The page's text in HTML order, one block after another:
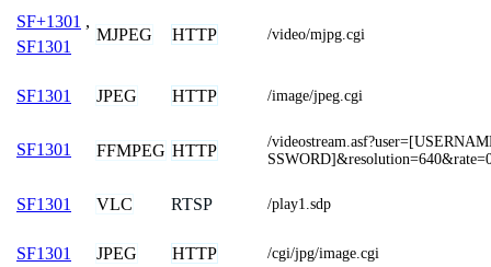
SF+1301 ,
SF1301
MJPEG HTTP /video/mjpg.cgi
SF1301 JPEG HTTP /image/jpeg.cgi
SF1301 FFMPEG HTTP
/
SF1301 VLC RTSP /play1.sdp
SF1301 JPEG HTTP /cgi/jpg/image.cgi